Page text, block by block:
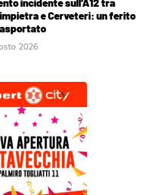
e Cerveteri: un ferito
2026